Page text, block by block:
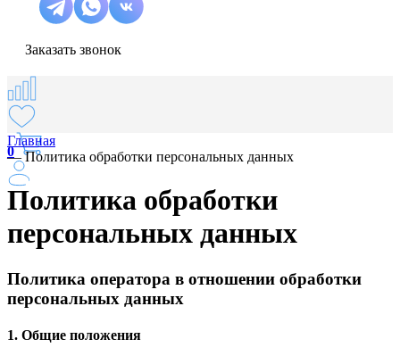
Заказать звонок
0
Главная
—Политика обработки персональных данных
Политика обработки
персональных данных
Политика оператора в отношении обработки
персональных данных
1. Общие положения